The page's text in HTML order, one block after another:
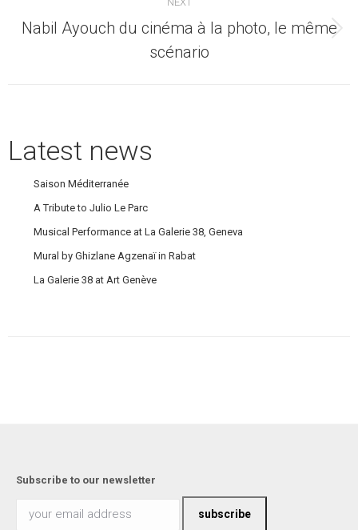
Next
post:
Nabil Ayouch du cinéma à la photo, le même
scénario
Latest news
Saison Méditerranée
A Tribute to Julio Le Parc
Musical Performance at La Galerie 38, Geneva
Mural by Ghizlane Agzenaï in Rabat
La Galerie 38 at Art Genève
Subscribe to our newsletter